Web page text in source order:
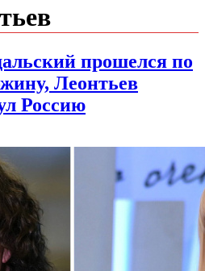
прошелся по
Леонтьев
Россию